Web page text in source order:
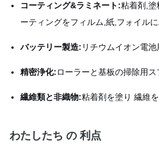
コーティング&ラミネート:粘着剤,塗
ーティングをフィルム,紙,フォイル
バッテリー製造: リチウムイオン電
精密浄化:ローラーと基板の掃除用
繊維類と非織物:粘着剤を塗り 繊維
わたしたち の 利点